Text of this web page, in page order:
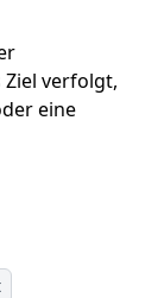
verfolgt,
eine